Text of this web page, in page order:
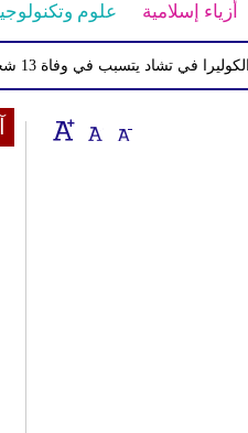
أزياء إسلامية علوم
تشاد يتسبب في وفاة 13 شخصا